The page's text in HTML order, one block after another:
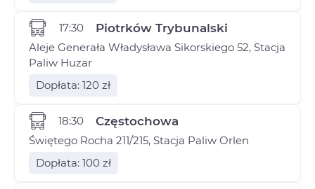
17:30 Piotrków Trybunalski
Aleje Generała Władysława Sikorskiego 52, Stacja
Paliw Huzar
Dopłata: 120 zł
18:30 Częstochowa
Świętego Rocha 211/215, Stacja Paliw Orlen
Dopłata: 100 zł